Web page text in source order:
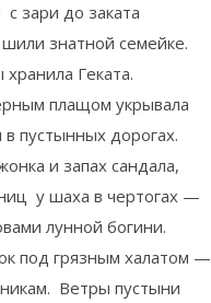
зари до заката
знатной семейке.
Геката.
плащом укрывала
пустынных дорогах.
и запах сандала,
у шаха в чертогах —
лунной богини.
под грязным халатом —
Ветры пустыни